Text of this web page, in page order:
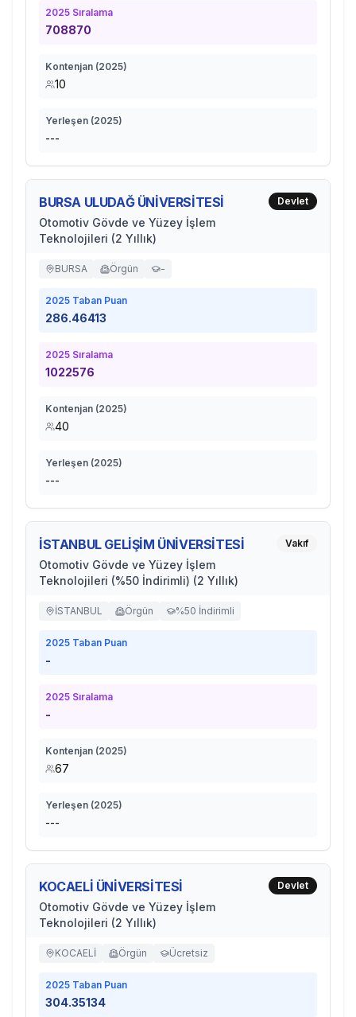
2025 Sıralama
708870
Kontenjan (2025)
10
Yerleşen (2025)
---
BURSA ULUDAĞ ÜNİVERSİTESİ
Otomotiv Gövde ve Yüzey İşlem
Teknolojileri (2 Yıllık)
Devlet
BURSA Örgün -
2025 Taban Puan
286.46413
2025 Sıralama
1022576
Kontenjan (2025)
40
Yerleşen (2025)
---
İSTANBUL GELİŞİM ÜNİVERSİTESİ
Otomotiv Gövde ve Yüzey İşlem
Teknolojileri (%50 İndirimli) (2 Yıllık)
Vakıf
İSTANBUL Örgün %50 İndirimli
2025 Taban Puan
-
2025 Sıralama
-
Kontenjan (2025)
67
Yerleşen (2025)
---
KOCAELİ ÜNİVERSİTESİ
Otomotiv Gövde ve Yüzey İşlem
Teknolojileri (2 Yıllık)
Devlet
KOCAELİ Örgün Ücretsiz
2025 Taban Puan
304.35134